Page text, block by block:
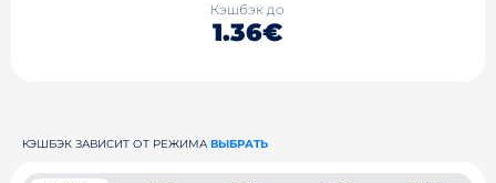
Кэшбэк до
1.36€
КЭШБЭК ЗАВИСИТ ОТ РЕЖИМА ВЫБРАТЬ